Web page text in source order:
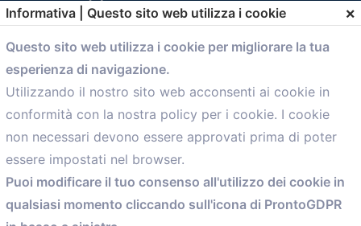
comunicazione@confartigianato.bo.it
Menù
Home
Servizi
Convenzioni
Informativa | Questo sito web utilizza i cookie ×
Questo sito web utilizza i cookie per migliorare la tua
esperienza di navigazione.
Utilizzando il nostro sito web acconsenti ai cookie in
conformità con la nostra policy per i cookie. I cookie
non necessari devono essere approvati prima di poter
essere impostati nel browser.
Puoi modificare il tuo consenso all'utilizzo dei cookie in
qualsiasi momento cliccando sull'icona di ProntoGDPR